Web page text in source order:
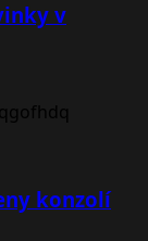
v
konzolí